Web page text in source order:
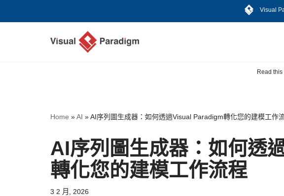
Visual
Read
Home »AI »AI序列圖生成器：如何透過Visual Paradigm轉化您的建模工作
AI序列圖生成器：如何透
轉化您的建模工作流程
3 2 月, 2026